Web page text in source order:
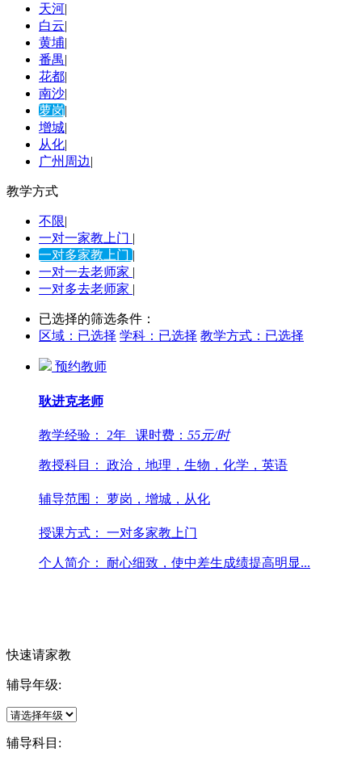
天河|
白云|
黄埔|
番禺|
花都|
南沙|
萝岗|
增城|
从化|
广州周边|
教学方式
不限|
一对一家教上门 |
一对多家教上门|
一对一去老师家 |
一对多去老师家 |
已选择的筛选条件：
区域： 已选择 学科： 已选择 教学方式： 已选择
预约教师
耿进克老师
教学经验： 2年 课时费： 55元/时
教授科目： 政治，地理，生物，化学，英语
辅导范围： 萝岗，增城，从化
授课方式： 一对多家教上门
个人简介： 耐心细致，使中差生成绩提高明显...
快速请家教
辅导年级:
辅导科目: